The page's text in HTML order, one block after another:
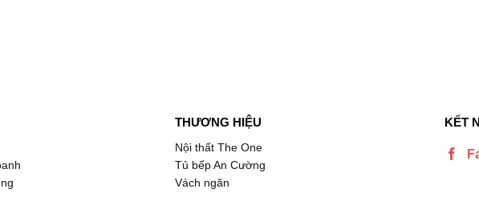
THƯƠNG HIỆU
Nội thất The One
Tủ bếp An Cường
Vách ngăn
KẾT